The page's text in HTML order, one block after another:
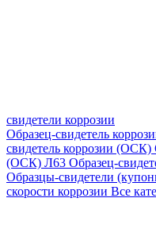
свидетели коррозии
Образец-свидетель
свидетель коррозии (ОСК)
(ОСК) Л63 Образец-
Образцы-свидетели
скорости коррозии Все